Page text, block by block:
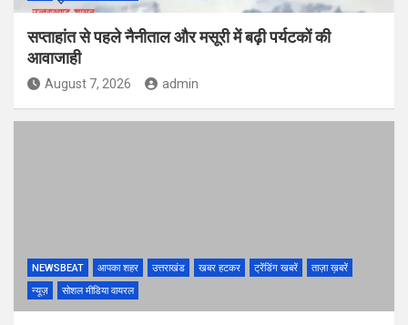
सप्ताहांत से पहले नैनीताल और मसूरी में बढ़ी पर्यटकों की
आवाजाही
August 7, 2026 admin
NEWSBEAT आपका शहर उत्तराखंड खबर हटकर ट्रेंडिंग खबरें
ताज़ा ख़बरें
न्यूज़
सोशल मीडिया वायरल